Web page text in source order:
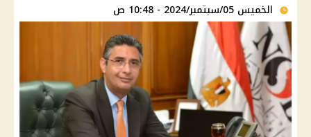
الخميس 05/سبتمبر/2024 - 10:48 ص